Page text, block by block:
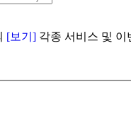
[보기] 각종 서비스 및 이